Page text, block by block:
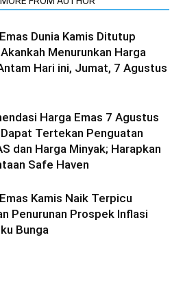
Dunia Kamis Ditutup
Menurunkan Harga
Hari ini, Jumat, 7 Agustus
Harga Emas 7 Agustus
Tertekan Penguatan
dan Harga Minyak; Harapkan
Safe Haven
Kamis Naik Terpicu
Penurunan Prospek Inflasi
Bunga